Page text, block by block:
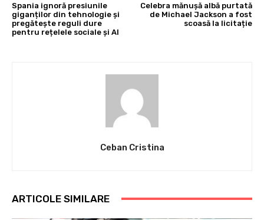
Spania ignoră presiunile
giganților din tehnologie și
pregătește reguli dure
pentru rețelele sociale și AI
Celebra mănușă albă purtată
de Michael Jackson a fost
scoasă la licitație
Ceban Cristina
ARTICOLE SIMILARE